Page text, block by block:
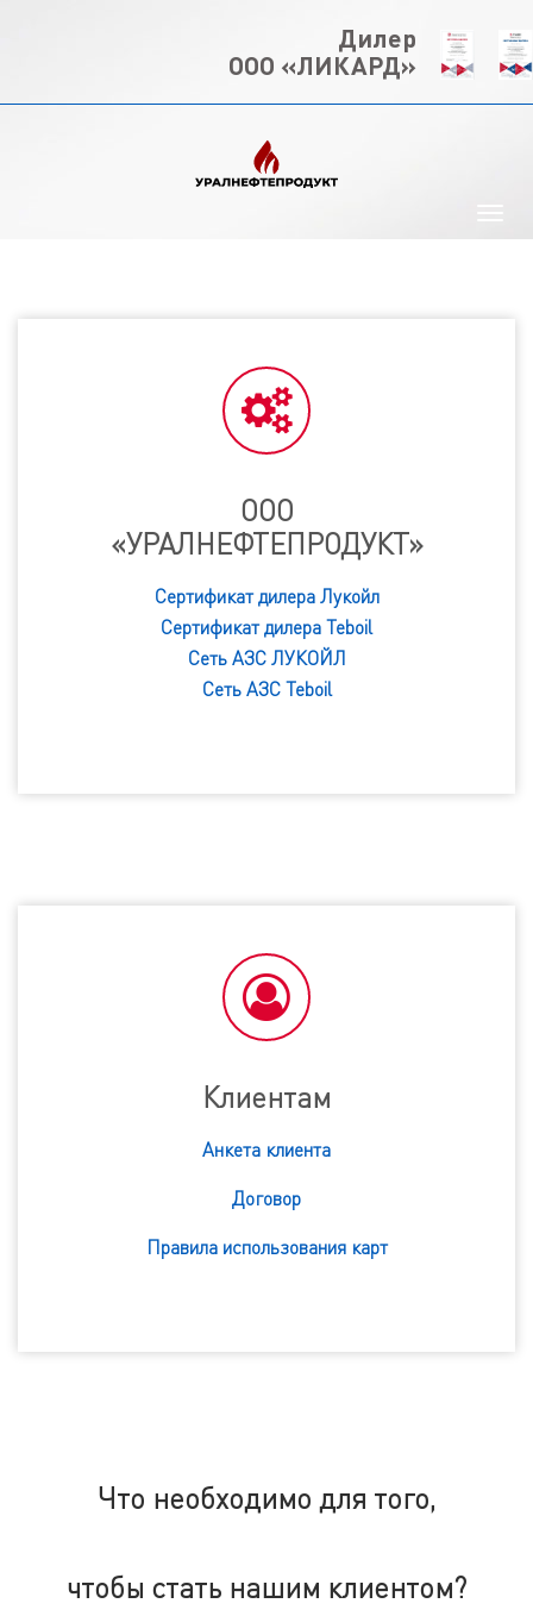
Дилер
ООО «ЛИКАРД»
ООО
«УРАЛНЕФТЕПРОДУКТ»
Сертификат дилера Лукойл
Сертификат дилера Teboil
Сеть АЗС ЛУКОЙЛ
Сеть АЗС Teboil
Клиентам
Анкета клиента
Договор
Правила использования карт
Что необходимо для того,
чтобы стать нашим клиентом?